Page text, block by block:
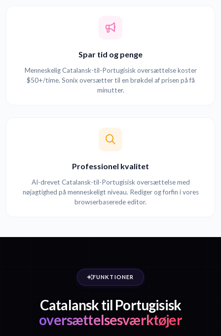
Spar tid og penge
Menneskelig Catalansk-til-Portugisisk oversættelse koster
$50+/time. Sonix oversætter til en brøkdel af prisen på få
minutter.
Professionel kvalitet
AI-drevet Catalansk-til-Portugisisk oversættelse med
nøjagtighed på menneskeligt niveau. Rediger og forfin i vores
browserbaserede editor.
FUNKTIONER
Catalansk til Portugisisk
oversættelsesværktøjer